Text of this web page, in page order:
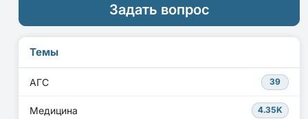
Задать вопрос
Темы
АГС 39
Медицина 4.35K